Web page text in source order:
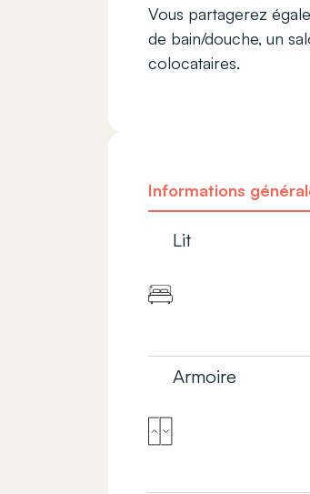
Vous partagerez
de bain/douche, un
colocataires.
Informations
Lit
Armoire